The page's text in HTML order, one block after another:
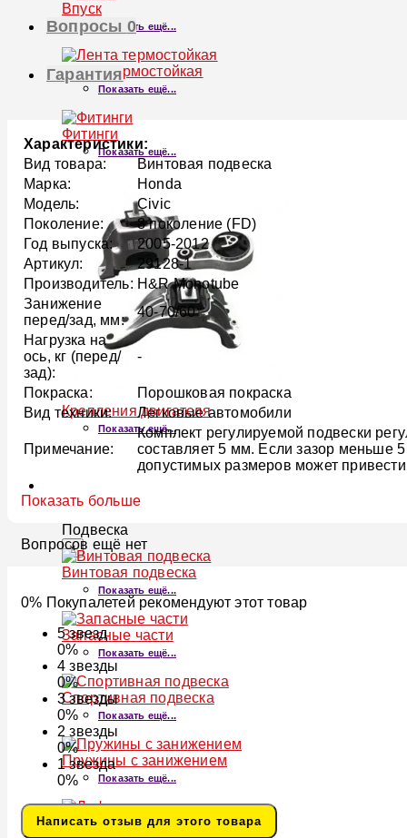
Впуск
Показать ещё...
Лента термостойкая
Показать ещё...
Фитинги
Показать ещё...
Крепления двигателя
Показать ещё...
Подвеска
×
Винтовая подвеска
Показать ещё...
Запасные части
Показать ещё...
Спортивная подвеска
Показать ещё...
Пружины с занижением
Показать ещё...
Лифт-пружины
Вопросы 0
Гарантия
Характеристики:
Вид товара:
Винтовая подвеска
Марка:
Honda
Модель:
Civic
Поколение:
8 поколение (FD)
Год выпуска:
2005-2012
Артикул:
29128-1
Производитель: H&R Monotube
Занижение
перед/зад, мм:
40-70/60
Нагрузка на
ось, кг (перед/
зад):
-
Покраска:
Порошковая покраска
Вид техники:
Легковые автомобили
Примечание:
Комплект регулируемой подвески
составляет 5 мм. Если зазор меньше
допустимых размеров может
Показать больше
Вопросов ещё нет
0% Покупалетей рекомендуют этот товар
5звезд
0%
4звезды
0%
3звезды
0%
2звезды
0%
1звезда
0%
Написать отзыв для этого товара